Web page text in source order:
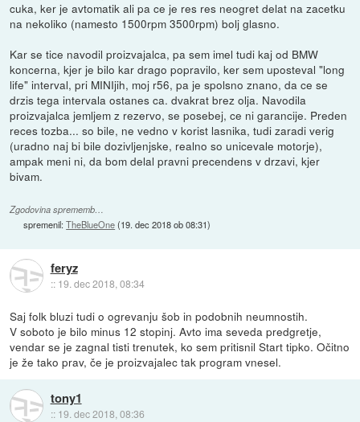
cuka, ker je avtomatik ali pa ce je res res neogret delat na zacetku
na nekoliko (namesto 1500rpm 3500rpm) bolj glasno.
Kar se tice navodil proizvajalca, pa sem imel tudi kaj od BMW
koncerna, kjer je bilo kar drago popravilo, ker sem uposteval "long
life" interval, pri MINIjih, moj r56, pa je spolsno znano, da ce se
drzis tega intervala ostanes ca. dvakrat brez olja. Navodila
proizvajalca jemljem z rezervo, se posebej, ce ni garancije. Preden
reces tozba... so bile, ne vedno v korist lasnika, tudi zaradi verig
(uradno naj bi bile dozivljenjske, realno so unicevale motorje),
ampak meni ni, da bom delal pravni precendens v drzavi, kjer
bivam.
Zgodovina sprememb…
spremenil:TheBlueOne(19. dec 2018 ob 08:31)
feryz
:: 19. dec 2018, 08:34
Saj folk bluzi tudi o ogrevanju šob in podobnih neumnostih.
V soboto je bilo minus 12 stopinj. Avto ima seveda predgretje,
vendar se je zagnal tisti trenutek, ko sem pritisnil Start tipko. Očitno
je že tako prav, če je proizvajalec tak program vnesel.
tony1
:: 19. dec 2018, 08:36